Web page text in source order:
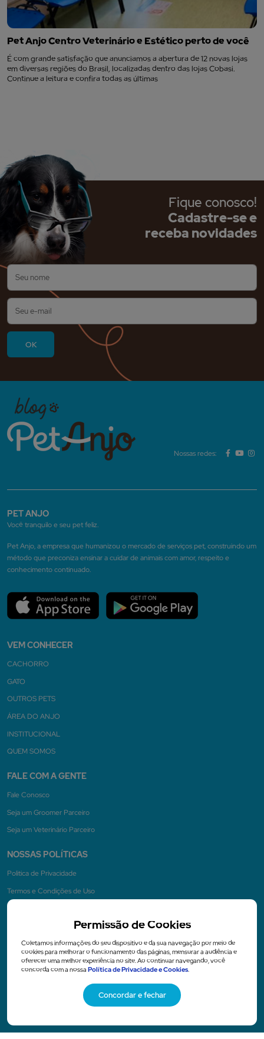
Pet Anjo Centro Veterinário e Estético perto de você
É com grande satisfação que anunciamos a abertura de 12 novas lojas
em diversas regiões do Brasil, localizadas dentro das lojas Cobasi.
Continue a leitura e confira todas as últimas
Fique conosco!
Cadastre-se e
receba novidades
Nossas redes:
PET ANJO
Você tranquilo e seu pet feliz.
Pet Anjo, a empresa que humanizou o mercado de serviços pet, construindo um
método que preconiza ensinar a cuidar de animais com amor, respeito e
conhecimento continuado.
VEM CONHECER
CACHORRO
GATO
OUTROS PETS
ÁREA DO ANJO
INSTITUCIONAL
QUEM SOMOS
FALE COM A GENTE
Fale Conosco
Seja um Groomer Parceiro
Seja um Veterinário Parceiro
NOSSAS POLÍTICAS
Politica de Privacidade
Termos e Condições de Uso
Permissão de Cookies
Coletamos informações do seu dispositivo e da sua navegação por meio de
cookies para melhorar o funcionamento das páginas, mensurar a audiência e
oferecer uma melhor experiência no site. Ao continuar navegando, você
concorda com a nossa Política de Privacidade e Cookies.
Concordar e fechar